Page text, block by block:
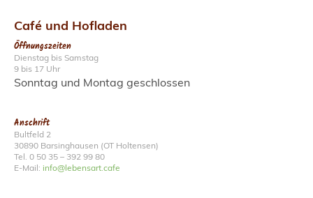
Café und Hofladen
Öffnungszeiten
Dienstag bis Samstag
9 bis 17 Uhr
Sonntag und Montag geschlossen
Anschrift
Bultfeld 2
30890 Barsinghausen (OT Holtensen)
Tel. 0 50 35 – 392 99 80
E-Mail: info@lebensart.cafe